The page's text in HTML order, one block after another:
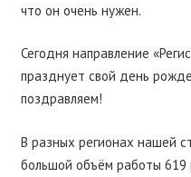
что он очень нужен.
Сегодня направление
празднует свой день
поздравляем!
В разных регионах нашей
большой объём работы 619